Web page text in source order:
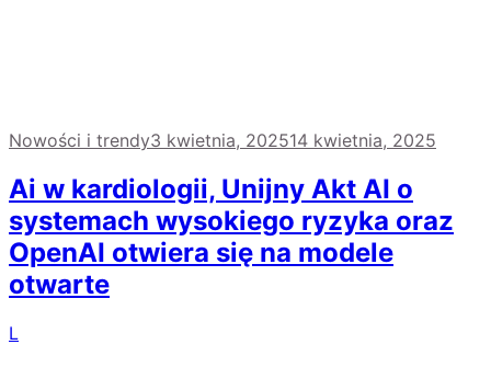
Nowości i trendy3 kwietnia, 202514 kwietnia, 2025
Ai w kardiologii, Unijny Akt AI o
systemach wysokiego ryzyka oraz
OpenAI otwiera się na modele
otwarte
L